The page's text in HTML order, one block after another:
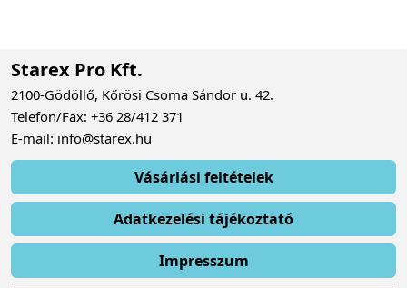
Starex Pro Kft.
2100-Gödöllő, Kőrösi Csoma Sándor u. 42.
Telefon/Fax: +36 28/412 371
E-mail: info@starex.hu
Vásárlási feltételek
Adatkezelési tájékoztató
Impresszum